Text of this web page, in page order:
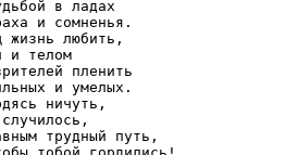
в ладах
и сомненья.
жизнь любить,
и телом
пленить
и умелых.
ничуть,
трудный путь,